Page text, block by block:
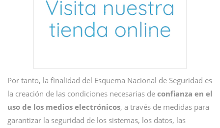
Por tanto, la finalidad del Esquema Nacional de Seguridad es
la creación de las condiciones necesarias de confianza en el
uso de los medios electrónicos, a través de medidas para
garantizar la seguridad de los sistemas, los datos, las